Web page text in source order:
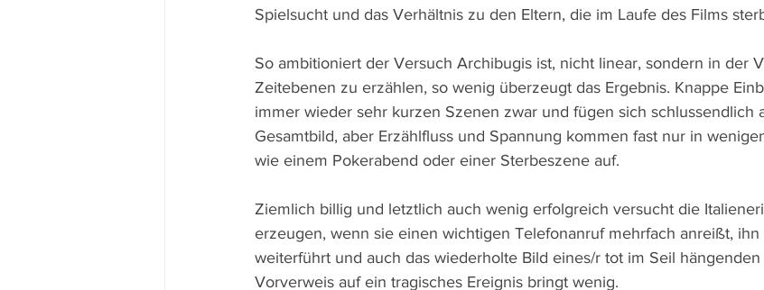
Spielsucht und das Verhältnis zu den Eltern, die im Laufe des Films
So ambitioniert der Versuch Archibugis ist, nicht linear, sondern in der
Zeitebenen zu erzählen, so wenig überzeugt das Ergebnis. Knappe
immer wieder sehr kurzen Szenen zwar und fügen sich schlussendlich
Gesamtbild, aber Erzählfluss und Spannung kommen fast nur in
wie einem Pokerabend oder einer Sterbeszene auf.
Ziemlich billig und letztlich auch wenig erfolgreich versucht die
erzeugen, wenn sie einen wichtigen Telefonanruf mehrfach anreißt,
weiterführt und auch das wiederholte Bild eines/r tot im Seil hängenden
Vorverweis auf ein tragisches Ereignis bringt wenig.